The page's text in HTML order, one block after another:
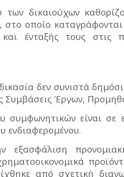
δικαιούχων
οποίο
και ένταξής τους
δεν συνιστά
Συμβάσεις Έργων,
είναι σε
ενδιαφερομένου.
εξασφάλιση
από σχετική